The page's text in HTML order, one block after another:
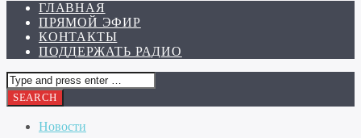
ГЛАВНАЯ
ПРЯМОЙ ЭФИР
КОНТАКТЫ
ПОДДЕРЖАТЬ РАДИО
Новости